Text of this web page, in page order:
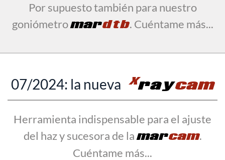
Por supuesto también para nuestro
goniómetromardtb. Cuéntame más...
07/2024: la nueva Xraycam
Herramienta indispensable para el ajuste
del haz y sucesora de lamarcam.
Cuéntame más...